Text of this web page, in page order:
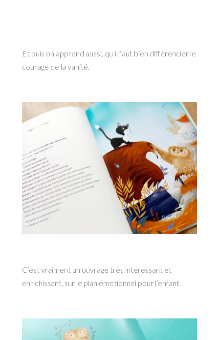
Et puis on apprend aussi, qu’il faut bien différencier le
courage de la vanité.
C’est vraiment un ouvrage très intéressant et
enrichissant, sur le plan émotionnel pour l’enfant.